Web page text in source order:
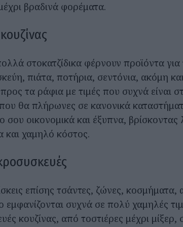
βραδινά φορέματα.
στοκατζίδικα φέρνουν προϊόντα για
πιάτα, ποτήρια, σεντόνια, ακόμη
τα ράφια με τιμές που συχνά είναι
θα πλήρωνες σε κανονικά
σου οικονομικά και έξυπνα, βρίσκοντας
και χαμηλό κόστος.
επίσης τσάντες, ζώνες,
εμφανίζονται συχνά σε πολύ χαμηλές
κουζίνας, από τοστιέρες μέχρι μίξερ,